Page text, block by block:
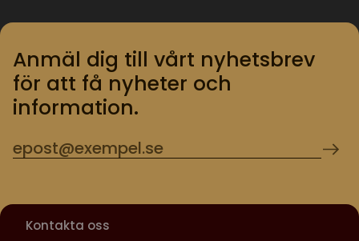
Anmäl dig till vårt nyhetsbrev
för att få nyheter och
information.
Kontakta oss